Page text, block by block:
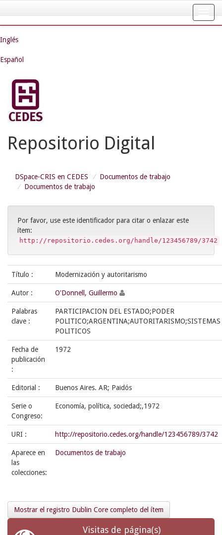
navigation
Inglés
Español
Repositorio Digital
DSpace-CRIS en CEDES
Documentos de trabajo
Documentos de trabajo
Por favor, use este identificador para citar o enlazar este
ítem:
http://repositorio.cedes.org/handle/123456789/3742
Título : Modernización y autoritarismo
Autor : O'Donnell, Guillermo
Palabras
clave :
PARTICIPACION DEL ESTADO;PODER
POLITICO;ARGENTINA;AUTORITARISMO;SISTEMAS
POLITICOS
Fecha de
publicación
:
1972
Editorial : Buenos Aires. AR; Paidós
Serie o
Congreso:
Economía, política, sociedad;,1972
URI : http://repositorio.cedes.org/handle/123456789/3742
Aparece en
las
colecciones:
Documentos de trabajo
Mostrar el registro Dublin Core completo del ítem
Visitas de página(s)